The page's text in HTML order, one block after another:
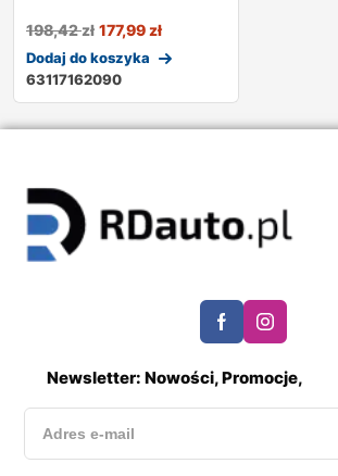
198,42zł 177,99zł
Dodaj do koszyka
63117162090
Newsletter: Nowości, Promocje,